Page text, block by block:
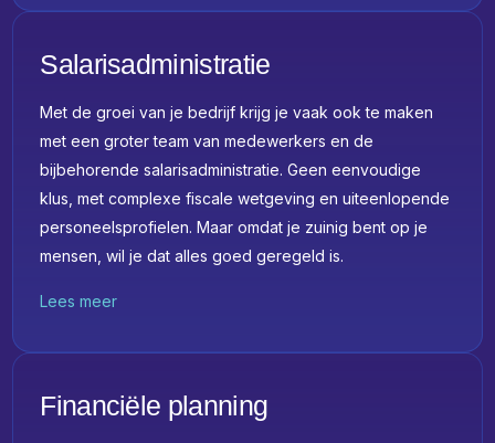
Salarisadministratie
Met de groei van je bedrijf krijg je vaak ook te maken
met een groter team van medewerkers en de
bijbehorende salarisadministratie. Geen eenvoudige
klus, met complexe fiscale wetgeving en uiteenlopende
personeelsprofielen. Maar omdat je zuinig bent op je
mensen, wil je dat alles goed geregeld is.
Lees meer
Financiële planning